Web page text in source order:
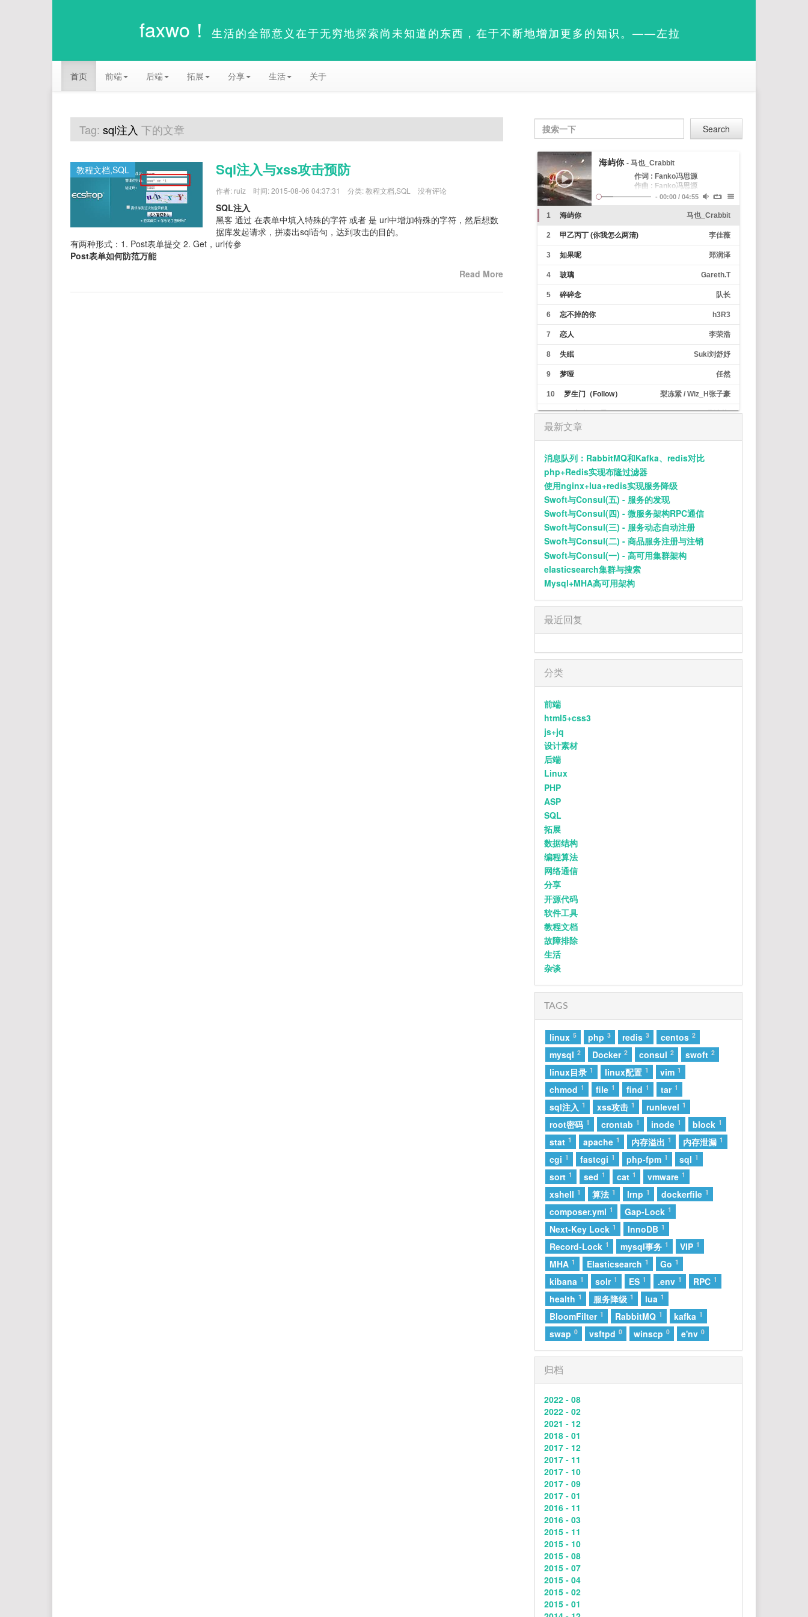
faxwo！ 生活的全部意义在于无穷地探索尚未知道的东西，在于不断地增加更多的知识。——左拉
首页 前端 后端 拓展 分享 生活 关于
Tag: sql注入 下的文章
教程文档,SQL sql注入与xss攻击预防
作者: ruiz 时间:2015-08-06 04:37:31 分类:教程文档 SQL 没有评论
SQL注入
黑客 通过 在表单中填入特殊的字符 或者 是 url中增加特殊的字符，然后想数
据库发起请求，拼凑出sql语句，达到攻击的目的。
有两种形式：1. Post表单提交 2. Get，url传参
Post表单如何防范万能
Read More
Search
海屿你 - 马也_Crabbit
作词 : Fanko冯思源
作曲 : Fanko冯思源
编曲 : 罗洋（卡其漠）
从不主动示弱
快要把我吞没
因为
对于你是解脱
而我如此落魄
求你别离开我
开败的花
我却对你情有独钟
我陪你留下
说最浪漫的话
即便是青春的懵懂
但是我们渐行渐远
逐渐带上现实的枷锁
信任在短短解释后崩塌
我们之间的故事还不多
这回忆的漩涡
快要把我吞没
求你别离开我
- 00:00/ 04:55
1 海屿你 马也_Crabbit
2 甲乙丙丁 (你我怎么两清) 李佳薇
3 如果呢 郑润泽
4 玻璃 Gareth.T
5 碎碎念 队长
6 忘不掉的你 h3R3
7 恋人 李荣浩
8 失眠 Suki刘舒妤
9 梦哑 任然
10 罗生门（Follow） 梨冻紧 / Wiz_H张子豪
11 雨过后的风景 Dizzy Dizzo (蔡诗芸)
12 刻在我心底的名字
13 幻痛药 Hurt And Hurt Ft.LSGCsikoriot四口
Tlatre特雷西 / LSGCsikoriot
14 于是
15 隐藏相册 Top Barry / INDEcompany
16 我不难过
17 一半一半 Top Barry / INDEcompany
18 嗜好
19 周旋
22 我怀念的 孙燕姿
23 两 难 加木
24
26
27
28 小半
29 唯一
30
31
32
33 Star Crossing Night (feat. GALI)
34 晚安
35
36 玻璃
37 雨爱
38
39
41 红色高跟鞋
42 拼接乌托邦 Ciyo / 见过夏天P / 乌托邦P
43 红 罗言
44 Always Online
45 如果爱忘了 (live)
46 盛夏的果实
47 讨厌
48 静音恋人 (两颗缠绕的心) 礼越
49 愿与愁
50 最佳损友 陈奕迅
离开我的依赖
52 有我呢
53 再等冬天(Memories)
54 爱情讯息
55 小胡同 郑润泽
56 有些
57 知我 国风堂 / 哦漏
59
60 到时说爱我 茜拉
62 其实
63
64 出现又离开 (Live)
65 如果可以
66 富士山下
67 演员
68 12.31
69 time machine (feat. aren park)
70 夏夜最后的烟火
71 麦恩莉
最新文章
消息队列：RabbitMQ和Kafka、redis对比
php+Redis实现布隆过滤器
使用nginx+lua+redis实现服务降级
Swoft与Consul(五) - 服务的发现
Swoft与Consul(四) - 微服务架构RPC通信
Swoft与Consul(三) - 服务动态自动注册
Swoft与Consul(二) - 商品服务注册与注销
Swoft与Consul(一) - 高可用集群架构
elasticsearch集群与搜索
Mysql+MHA高可用架构
最近回复
分类
前端
html5+css3
js+jq
设计素材
后端
Linux
PHP
ASP
SQL
拓展
数据结构
编程算法
网络通信
分享
开源代码
软件工具
教程文档
故障排除
生活
杂谈
TAGS
linux 5 php 3 redis 3 centos 2
mysql 2 Docker 2 consul 2 swoft 2
linux目录 1 linux配置 1 vim 1
chmod 1 file 1 find 1 tar 1
sql注入 1 xss攻击 1 runlevel 1
root密码 1 crontab 1 inode 1 block 1
stat 1 apache 1 内存溢出 1 内存泄漏 1
cgi 1 fastcgi 1 php-fpm 1 sql 1
sort 1 sed 1 cat 1 vmware 1
xshell 1 算法 1 lrnp 1 dockerfile 1
composer.yml 1 Gap-Lock 1
Next-Key Lock 1 InnoDB 1
Record-Lock 1 mysql事务 1 VIP 1
MHA 1 Elasticsearch 1 Go 1
kibana 1 solr 1 ES 1 .env 1 RPC 1
health 1 服务降级 1 lua 1
BloomFilter 1 RabbitMQ 1 kafka 1
swap 0 vsftpd 0 winscp 0 e'nv 0
归档
2022 - 08
2022 - 02
2021 - 12
2018 - 01
2017 - 12
2017 - 11
2017 - 10
2017 - 09
2017 - 01
2016 - 11
2016 - 03
2015 - 11
2015 - 10
2015 - 08
2015 - 07
2015 - 04
2015 - 02
2015 - 01